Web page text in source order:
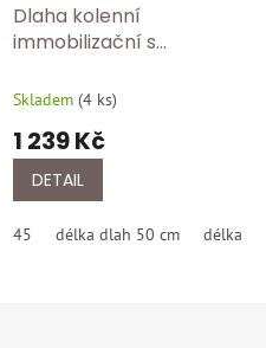
4XL 5XL
Dlaha kolenní
immobilizační s
BORT 145 000
Skladem (4 ks)
1 239 Kč
DETAIL
45 délka dlah 50 cm délka